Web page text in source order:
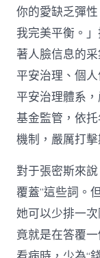
你的愛缺乏彈
我完美平衡。
著人臉信息的
平安治理、個
平安治理體系
基金監管，依
機制，嚴厲打擊
對于張密斯來
覆蓋”這些詞。
她可以少排一
竟就是在答覆